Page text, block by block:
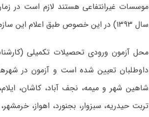
موسسات غیرانتفاعی هستند لازم است در
سال ۱۳۹۳) در این خصوص طبق اعلام این سازمان اقدام کنند.
داوطلبان تعیین شده است و آزمون در شهرهای
شاهین شهر و میمه، نجف آباد، کاشان،
تربت حیدریه، سبزوار، بجنورد، اهواز،